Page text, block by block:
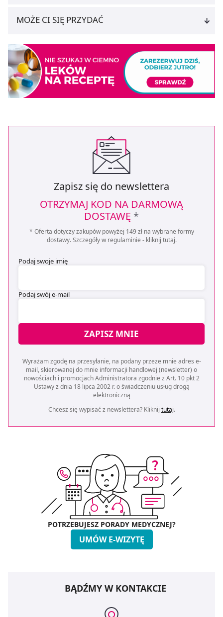
Strony.
MOŻE CI SIĘ PRZYDAĆ
Zapisz się do newslettera
OTRZYMAJ KOD NA DARMOWĄ
DOSTAWĘ *
* Oferta dotyczy zakupów powyżej 149 zł na wybrane formy
dostawy. Szczegóły w regulaminie - kliknij tutaj.
Podaj swoje imię
Podaj swój e-mail
ZAPISZ MNIE
Wyrażam zgodę na przesyłanie, na podany przeze mnie adres e-
mail, skierowanej do mnie informacji handlowej (newsletter) o
nowościach i promocjach Administratora zgodnie z Art. 10 pkt 2
Ustawy z dnia 18 lipca 2002 r. o świadczeniu usług drogą
elektroniczną
Chcesz się wypisać z newslettera? Kliknij tutaj.
POTRZEBUJESZ PORADY MEDYCZNEJ?
UMÓW E-WIZYTĘ
BĄDŹMY W KONTAKCIE